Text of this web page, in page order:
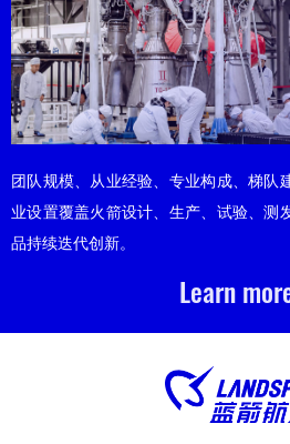
团队规模、从业经验、专业构成、梯队
业设置覆盖火箭设计、生产、试验、测
品持续迭代创新。
Learn